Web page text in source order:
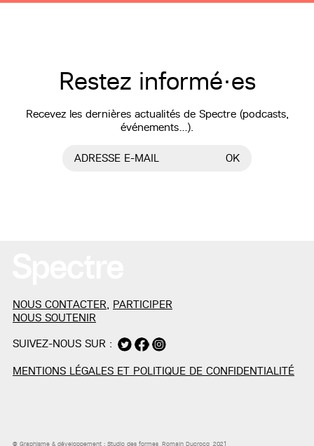
Restez informé·es
Recevez les dernières actualités de Spectre (podcasts,
événements…).
ADRESSE E-MAIL OK
NOUS CONTACTER PARTICIPER
NOUS SOUTENIR
SUIVEZ-NOUS SUR :
MENTIONS LÉGALES ET POLITIQUE DE CONFIDENTIALITÉ
© Graphisme & développement :Studio des formes , Romain Ducrocq, 2021